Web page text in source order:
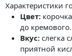
Характеристики
Цвет:
до
Вкус: слегка
приятной